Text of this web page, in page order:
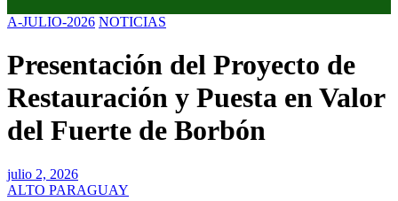
A-JULIO-2026 NOTICIAS
Presentación del Proyecto de
Restauración y Puesta en Valor
del Fuerte de Borbón
julio 2, 2026
ALTO PARAGUAY